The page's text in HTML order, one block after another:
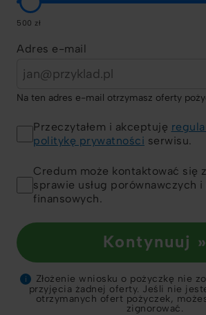
500 zł
Adres e-mail
Na ten adres e-mail otrzymasz oferty
Przeczytałem i akceptuję
politykę prywatności serwisu.
Credum może kontaktować się
sprawie usług porównawczych
finansowych.
Kontynuuj »
i
Złożenie wniosku o pożyczkę nie
przyjęcia żadnej oferty. Jeśli nie
otrzymanych ofert pożyczek,
zignorować.